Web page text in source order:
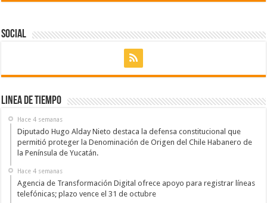
Social
Linea de Tiempo
Hace 4 semanas
Diputado Hugo Alday Nieto destaca la defensa constitucional que
permitió proteger la Denominación de Origen del Chile Habanero de
la Península de Yucatán.
Hace 4 semanas
Agencia de Transformación Digital ofrece apoyo para registrar líneas
telefónicas; plazo vence el 31 de octubre